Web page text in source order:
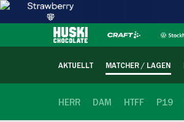
AKTUELLT MATCHER / LAGEN
HERR DAM HTFF P19